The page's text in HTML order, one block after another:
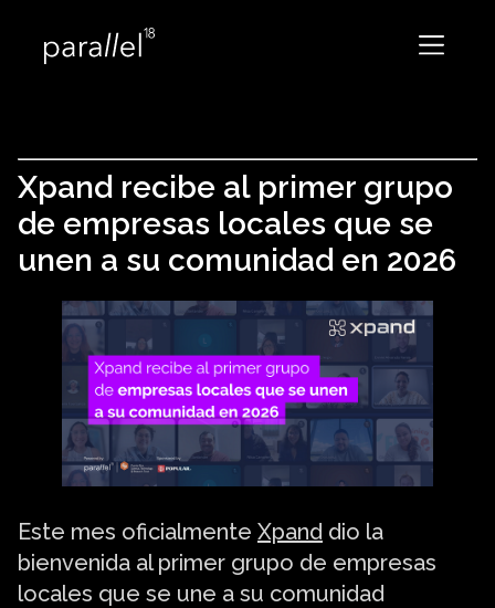
Xpand recibe al primer grupo
de empresas locales que se
unen a su comunidad en 2026
Este mes oficialmente Xpand dio la
bienvenida al primer grupo de empresas
locales que se une a su comunidad